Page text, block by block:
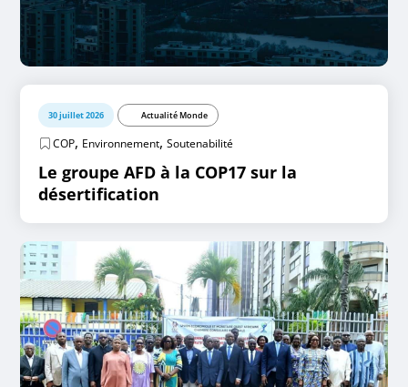
30 juillet 2026 Actualité Monde
COP, Environnement,Soutenabilité
Le groupe AFD à la COP17 sur la
désertification